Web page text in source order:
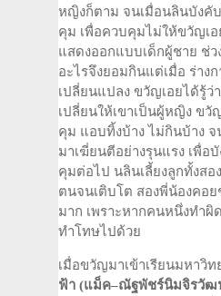
หญิงก็ตาม จนเมื่อนลินบังคั
คุม เพื่อควบคุมไม่ให้ขวัญเ
แสดงออกแบบเด็กผู้ชาย ช่ว
อะไรจึงยอมกินแต่เมื่อ ร่างก
เปลี่ยนแปลง ขวัญเอยได้รู้ว่
เปลี่ยนให้เขาเป็นผู้หญิง ขวั
คุม แอบทิ้งบ้าง ไม่กินบ้าง
มาเฆี่ยนตีอย่างรุนแรง เพื่อ
คุมต่อไป นลินเลี้ยงลูกทั้งสอ
ตนจนเติบโต สองพี่น้องคอ
มาก เพราะหากคนหนึ่งทำผิ
ทำโทษไปด้วย
เมื่อขวัญมาเข้าเรียนมหาวิ
ฟ้า (แม็ค–ณัฐพัชร์นิมจิรวัฒ